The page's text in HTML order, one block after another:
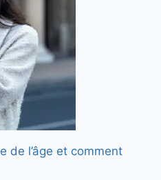
de l’âge et comment